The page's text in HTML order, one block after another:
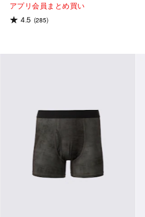
アプリ会員まとめ買い
4.5 (285)